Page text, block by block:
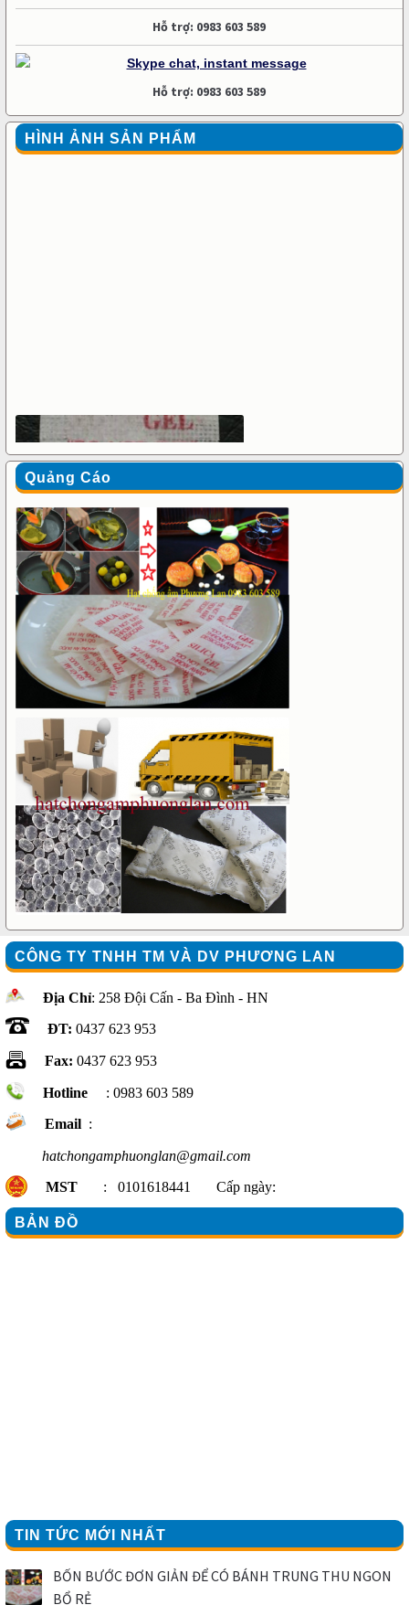
Hỗ trợ: 0983 603 589
Hỗ trợ: 0983 603 589
HÌNH ẢNH SẢN PHẨM
Quảng Cáo
CÔNG TY TNHH TM VÀ DV PHƯƠNG LAN
Địa Chỉ: 258 Đội Cấn - Ba Đình - HN
ĐT: 0437 623 953
Fax: 0437 623 953
Hotline : 0983 603 589
Email :
hatchongamphuonglan@gmail.com
MST : 0101618441 Cấp ngày:
BẢN ĐỒ
TIN TỨC MỚI NHẤT
BỐN BƯỚC ĐƠN GIẢN ĐỂ CÓ BÁNH TRUNG THU NGON
BỔ RẺ